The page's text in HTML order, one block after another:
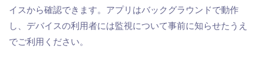
イスから確認できます。アプリはバックグラウンドで動作
し、デバイスの利用者には監視について事前に知らせたうえ
でご利用ください。